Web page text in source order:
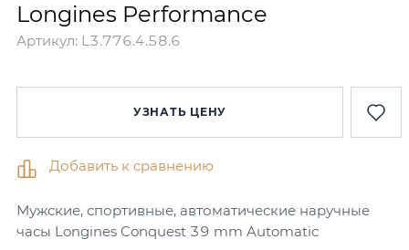
Longines Performance
Артикул: L3.776.4.58.6
Мужские, спортивные, автоматические наручные
часы Longines Conquest 39 mm Automatic
УЗНАТЬ ЦЕНУ
Добавить к сравнению